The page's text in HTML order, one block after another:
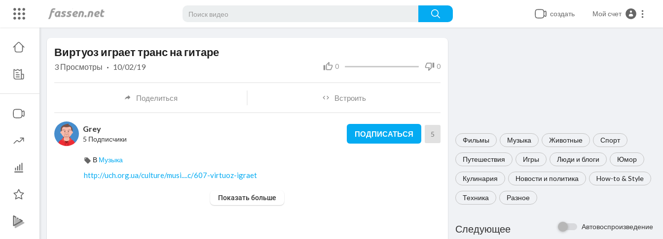
создать Мой счет
Download File: https://www.youtube.com/watch?v=KmnKBwz7f1U
Фильмы Музыка Животные Спорт
Путешествия Игры Люди и блоги Юмор
Кулинария Новости и политика How-to & Style
Техника Разное
Следующее Автовоспроизведение
Виртуоз играет транс на гитаре
0 0
3 Просмотры · 10/02/19
Поделиться Встроить
Grey
5 Подписчики
ПОДПИСАТЬСЯ 5
В Музыка
http://uch.org.ua/culture/musi....c/607-virtuoz-igraet
Показать больше